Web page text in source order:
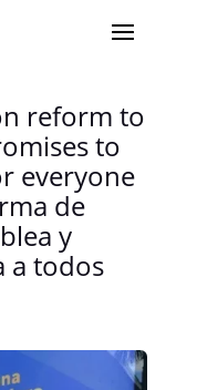
reform to
to
everyone
de
y
a todos